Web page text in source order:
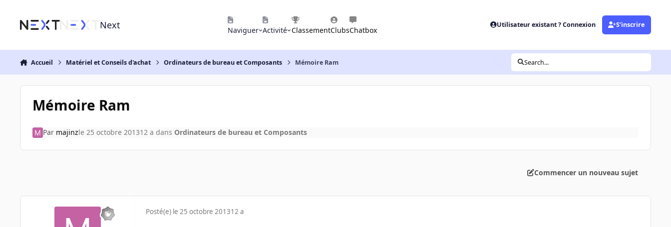
Next Naviguer Activité ClassementClubsChatbox
Utilisateur existant ? Connexion S’inscrire
Accueil Matériel et Conseils d'achat Ordinateurs de bureau et Composants Mémoire Ram Search...
Mémoire Ram
Par majinzle 25 octobre 201312 a dans Ordinateurs de bureau et Composants
Commencer un nouveau sujet
Posté(e) le 25 octobre 201312 a